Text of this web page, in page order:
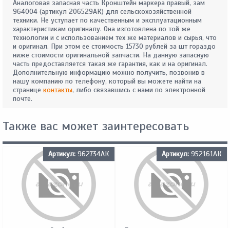
Аналоговая запасная часть Кронштейн маркера правый, зам
964004 (артикул 206529АК) для сельскохозяйственной
техники. Не уступает по качественным и эксплуатационным
характеристикам оригиналу. Она изготовлена по той же
технологии и с использованием тех же материалов и сырья, что
и оригинал. При этом ее стоимость 15730 рублей за шт гораздо
ниже стоимости оригинальной запчасти. На данную запасную
часть предоставляется такая же гарантия, как и на оригинал.
Дополнительную информацию можно получить, позвонив в
нашу компанию по телефону, который вы можете найти на
странице контакты, либо связавшись с нами по электронной
почте.
Также вас может заинтересовать
Артикул: 962734АК Артикул: 952161АК